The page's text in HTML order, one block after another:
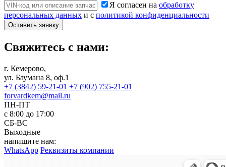
Я согласен на обработку
персональных данных и с политикой конфиденциальности
Оставить заявку
Свяжитесь с нами:
г. Кемерово,
ул. Баумана 8, оф.1
+7 (3842) 59-21-01 +7 (902) 755-21-01
forvardkem@mail.ru
ПН-ПТ
с 8:00 до 17:00
СБ-ВС
Выходные
напишите нам:
WhatsApp Реквизиты компании